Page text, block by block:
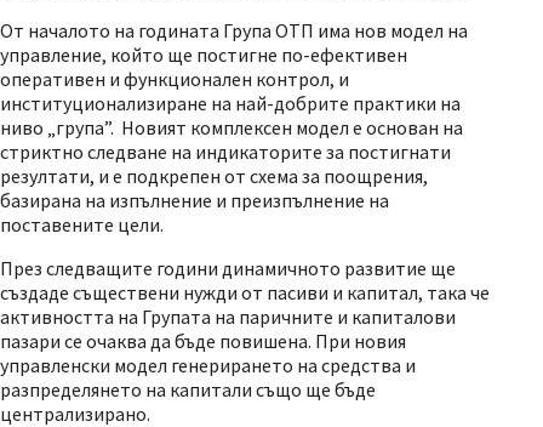
От началото на годината Група ОТП има нов модел на
управление, който ще постигне по-ефективен
оперативен и функционален контрол, и
институционализиране на най-добрите практики на
ниво „група”. Новият комплексен модел е основан на
стриктно следване на индикаторите за постигнати
резултати, и е подкрепен от схема за поощрения,
базирана на изпълнение и преизпълнение на
поставените цели.
През следващите години динамичното развитие ще
създаде съществени нужди от пасиви и капитал, така че
активността на Групата на паричните и капиталови
пазари се очаква да бъде повишена. При новия
управленски модел генерирането на средства и
разпределянето на капитали също ще бъде
централизирано.